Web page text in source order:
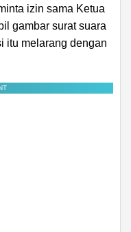
izin sama Ketua
gambar surat suara
itu melarang dengan